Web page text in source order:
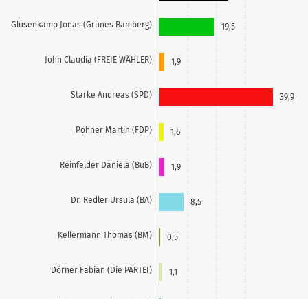
Glüsenkamp Jonas (Grünes Bamberg)
John Claudia (FREIE WÄHLER)
Starke Andreas (SPD)
Pöhner Martin (FDP)
Reinfelder Daniela (BuB)
Dr. Redler Ursula (BA)
Kellermann Thomas (BM)
Dörner Fabian (Die PARTEI)
19,5
1,9
39,9
1,6
1,9
8,5
0,5
1,1